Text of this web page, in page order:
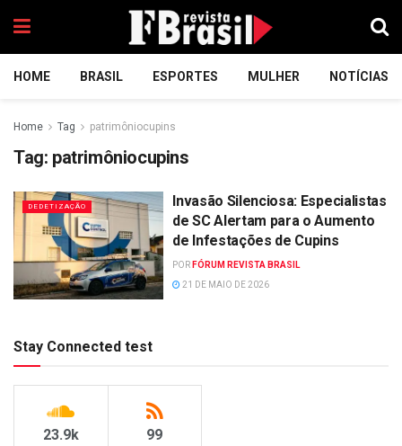
HOME BRASIL ESPORTES MULHER NOTÍCIAS
Home Tag patrimôniocupins
Tag: patrimôniocupins
DEDETIZAÇÃO
Invasão Silenciosa: Especialistas
de SC Alertam para o Aumento
de Infestações de Cupins
POR FÓRUM REVISTA BRASIL
21 DE MAIO DE 2026
Stay Connected test
23.9k 99